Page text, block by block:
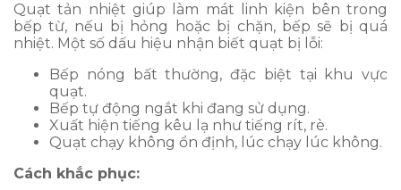
Quạt tản nhiệt giúp làm mát linh kiện bên trong
bếp từ, nếu bị hỏng hoặc bị chặn, bếp sẽ bị quá
nhiệt. Một số dấu hiệu nhận biết quạt bị lỗi:
Bếp nóng bất thường, đặc biệt tại khu vực
quạt.
Bếp tự động ngắt khi đang sử dụng.
Xuất hiện tiếng kêu lạ như tiếng rít, rè.
Quạt chạy không ổn định, lúc chạy lúc không.
Cách khắc phục: